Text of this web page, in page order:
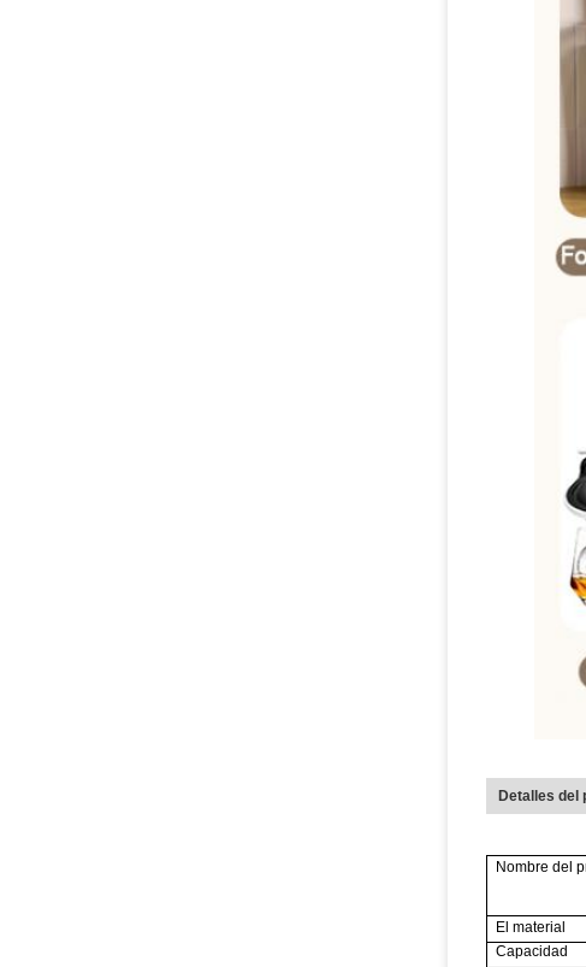
Detalles del
Nombre del
El material
Capacidad